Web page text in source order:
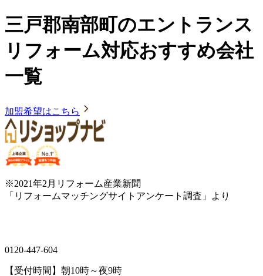
三戸郡南部町のエントランス
リフォーム対応おすすめ会社
一覧
加盟希望はこちら
※2021年2月リフォーム産業新聞
「リフォームマッチングサイトアンケート調査」より
0120-447-604
【受付時間】朝10時～夜9時